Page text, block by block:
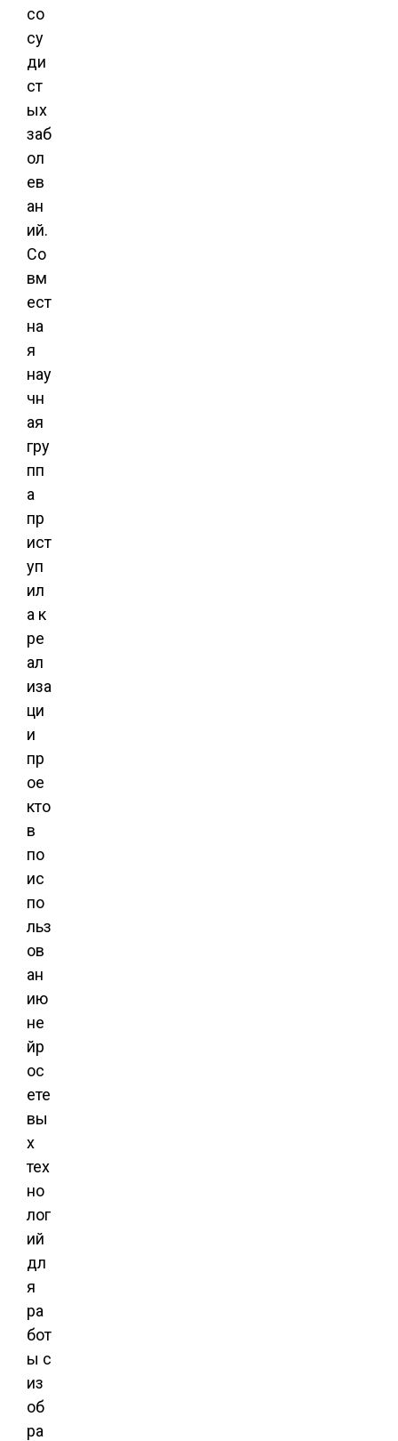
со
су
ди
ст
ых
заб
ол
ев
ан
ий.
Со
вм
ест
на
я
нау
чн
ая
гру
пп
а
пр
ист
уп
ил
а к
ре
ал
иза
ци
и
пр
ое
кто
в
по
ис
по
льз
ов
ан
ию
не
йр
ос
ете
вы
х
тех
но
лог
ий
дл
я
ра
бот
ы с
из
об
ра